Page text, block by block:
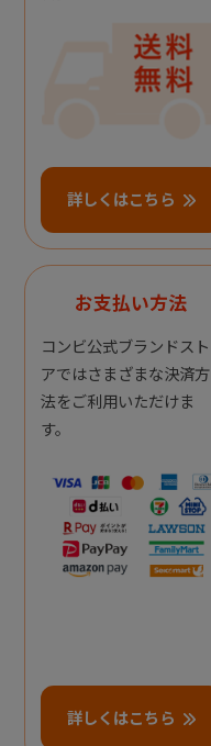
詳しくはこちら
お支払い方法
コンビ公式ブランドスト
アではさまざまな決済方
法をご利用いただけま
す。
詳しくはこちら